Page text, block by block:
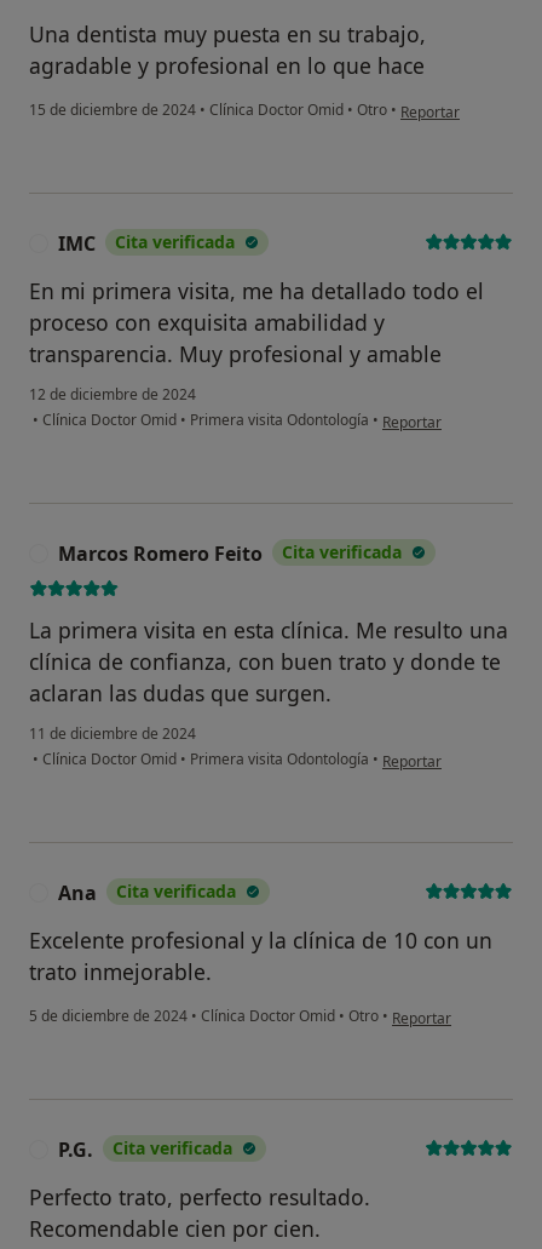
Una dentista muy puesta en su trabajo,
agradable y profesional en lo que hace
15 de diciembre de 2024 • Clínica Doctor Omid • Otro • en opinión del
Reportar
IMC Cita verificada
En mi primera visita, me ha detallado todo el
proceso con exquisita amabilidad y
transparencia. Muy profesional y amable
12 de diciembre de 2024
• Clínica Doctor Omid • Primera visita Odontología • en opinión del usuario
Reportar
Marcos Romero Feito Cita verificada
La primera visita en esta clínica. Me resulto una
clínica de confianza, con buen trato y donde te
aclaran las dudas que surgen.
11 de diciembre de 2024
• Clínica Doctor Omid • Primera visita Odontología • en opinión del usuario
Reportar
Ana Cita verificada
Excelente profesional y la clínica de 10 con un
trato inmejorable.
5 de diciembre de 2024 • Clínica Doctor Omid • Otro • en opinión del
Reportar
P.G. Cita verificada
Perfecto trato, perfecto resultado.
Recomendable cien por cien.